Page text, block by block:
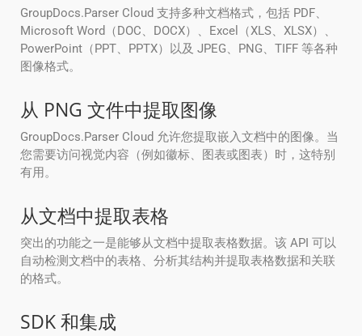
GroupDocs.Parser Cloud 支持多种文档格式，包括 PDF、
Microsoft Word（DOC、DOCX）、Excel（XLS、XLSX）、
PowerPoint（PPT、PPTX）以及 JPEG、PNG、TIFF 等各种
图像格式。
从 PNG 文件中提取图像
GroupDocs.Parser Cloud 允许您提取嵌入文档中的图像。当
您需要访问视觉内容（例如徽标、图表或图表）时，这特别
有用。
从文档中提取表格
突出的功能之一是能够从文档中提取表格数据。该 API 可以
自动检测文档中的表格、分析其结构并提取表格数据和关联
的格式。
SDK 和集成